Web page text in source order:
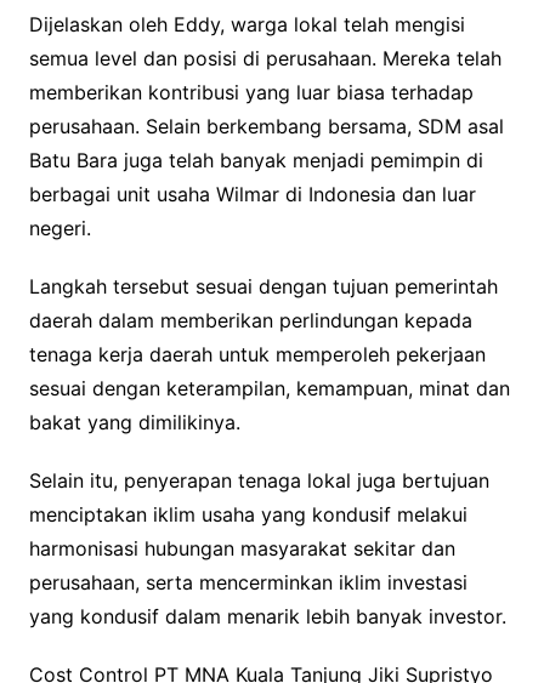
Dijelaskan oleh Eddy, warga lokal telah mengisi
semua level dan posisi di perusahaan. Mereka telah
memberikan kontribusi yang luar biasa terhadap
perusahaan. Selain berkembang bersama, SDM asal
Batu Bara juga telah banyak menjadi pemimpin di
berbagai unit usaha Wilmar di Indonesia dan luar
negeri.
Langkah tersebut sesuai dengan tujuan pemerintah
daerah dalam memberikan perlindungan kepada
tenaga kerja daerah untuk memperoleh pekerjaan
sesuai dengan keterampilan, kemampuan, minat dan
bakat yang dimilikinya.
Selain itu, penyerapan tenaga lokal juga bertujuan
menciptakan iklim usaha yang kondusif melakui
harmonisasi hubungan masyarakat sekitar dan
perusahaan, serta mencerminkan iklim investasi
yang kondusif dalam menarik lebih banyak investor.
Cost Control PT MNA Kuala Tanjung Jiki Supristyo